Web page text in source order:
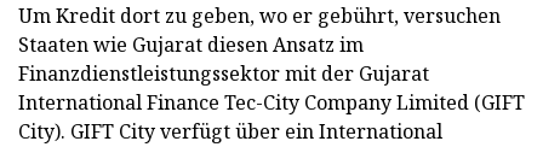
Um Kredit dort zu geben, wo er gebührt, versuchen
Staaten wie Gujarat diesen Ansatz im
Finanzdienstleistungssektor mit der Gujarat
International Finance Tec-City Company Limited (GIFT
City). GIFT City verfügt über ein International